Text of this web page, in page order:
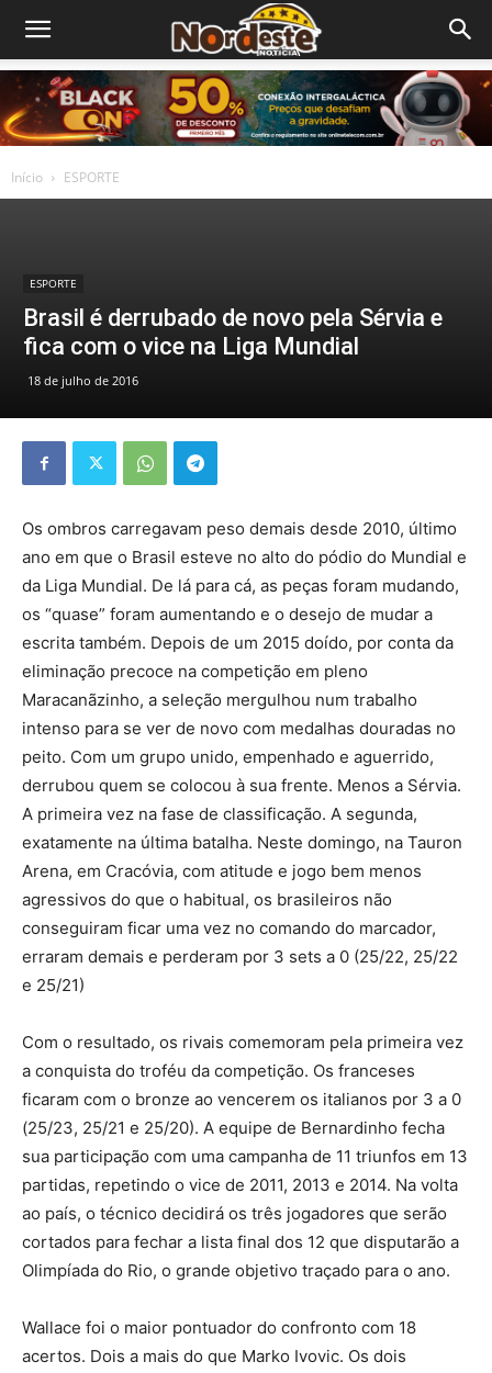
Início ESPORTE
ESPORTE
Brasil é derrubado de novo pela Sérvia e
fica com o vice na Liga Mundial
18 de julho de 2016
Os ombros carregavam peso demais desde 2010, último
ano em que o Brasil esteve no alto do pódio do Mundial e
da Liga Mundial. De lá para cá, as peças foram mudando,
os “quase” foram aumentando e o desejo de mudar a
escrita também. Depois de um 2015 doído, por conta da
eliminação precoce na competição em pleno
Maracanãzinho, a seleção mergulhou num trabalho
intenso para se ver de novo com medalhas douradas no
peito. Com um grupo unido, empenhado e aguerrido,
derrubou quem se colocou à sua frente. Menos a Sérvia.
A primeira vez na fase de classificação. A segunda,
exatamente na última batalha. Neste domingo, na Tauron
Arena, em Cracóvia, com atitude e jogo bem menos
agressivos do que o habitual, os brasileiros não
conseguiram ficar uma vez no comando do marcador,
erraram demais e perderam por 3 sets a 0 (25/22, 25/22
e 25/21)
Com o resultado, os rivais comemoram pela primeira vez
a conquista do troféu da competição. Os franceses
ficaram com o bronze ao vencerem os italianos por 3 a 0
(25/23, 25/21 e 25/20). A equipe de Bernardinho fecha
sua participação com uma campanha de 11 triunfos em 13
partidas, repetindo o vice de 2011, 2013 e 2014. Na volta
ao país, o técnico decidirá os três jogadores que serão
cortados para fechar a lista final dos 12 que disputarão a
Olimpíada do Rio, o grande objetivo traçado para o ano.
Wallace foi o maior pontuador do confronto com 18
acertos. Dois a mais do que Marko Ivovic. Os dois